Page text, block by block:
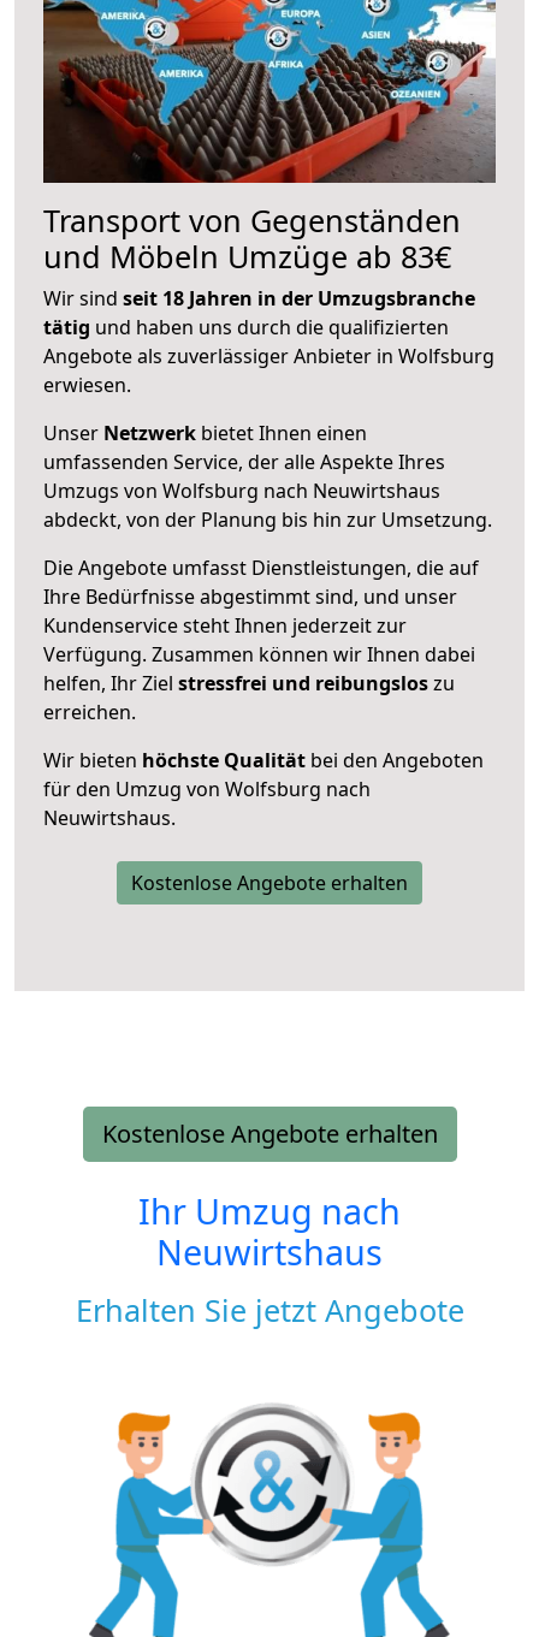
Transport von Gegenständen
und Möbeln Umzüge ab 83€
Wir sind seit 18 Jahren in der Umzugsbranche
tätig und haben uns durch die qualifizierten
Angebote als zuverlässiger Anbieter in Wolfsburg
erwiesen.
Unser Netzwerk bietet Ihnen einen
umfassenden Service, der alle Aspekte Ihres
Umzugs von Wolfsburg nach Neuwirtshaus
abdeckt, von der Planung bis hin zur Umsetzung.
Die Angebote umfasst Dienstleistungen, die auf
Ihre Bedürfnisse abgestimmt sind, und unser
Kundenservice steht Ihnen jederzeit zur
Verfügung. Zusammen können wir Ihnen dabei
helfen, Ihr Ziel stressfrei und reibungsloszu
erreichen.
Wir bieten höchste Qualität bei den Angeboten
für den Umzug von Wolfsburg nach
Neuwirtshaus.
Kostenlose Angebote erhalten
Kostenlose Angebote erhalten
Ihr Umzug nach
Neuwirtshaus
Erhalten Sie jetzt Angebote